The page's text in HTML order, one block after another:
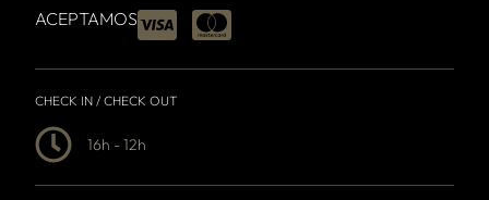
ACEPTAMOS
CHECK IN / CHECK OUT
16h - 12h